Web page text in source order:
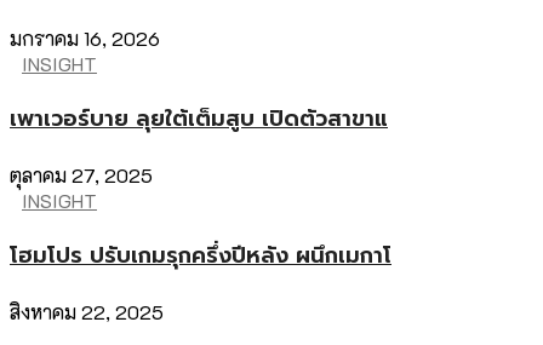
มกราคม 16, 2026
INSIGHT
เพาเวอร์บาย ลุยใต้เต็มสูบ เปิดตัวสาขาแ
ตุลาคม 27, 2025
INSIGHT
โฮมโปร ปรับเกมรุกครึ่งปีหลัง ผนึกเมกาโ
สิงหาคม 22, 2025